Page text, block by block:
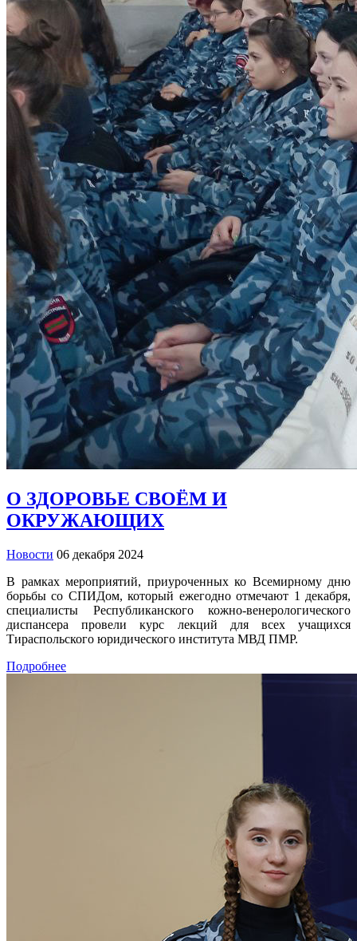
О ЗДОРОВЬЕ СВОЁМ И
ОКРУЖАЮЩИХ
Новости 06 декабря 2024
В рамках мероприятий, приуроченных ко Всемирному дню
борьбы со СПИДом, который ежегодно отмечают 1 декабря,
специалисты Республиканского кожно-венерологического
диспансера провели курс лекций для всех учащихся
Тираспольского юридического института МВД ПМР.
Подробнее